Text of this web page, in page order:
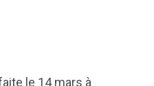
le 14 mars à